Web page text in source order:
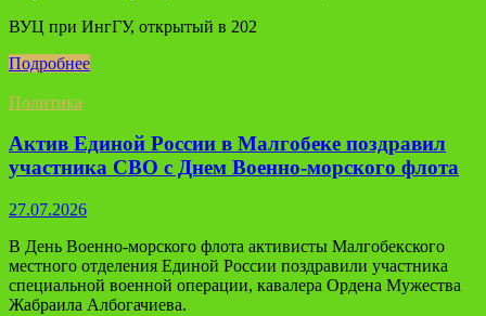
ВУЦ при ИнгГУ, открытый в 202
Подробнее
Политика
Актив Единой России в Малгобеке поздравил
участника СВО с Днем Военно-морского флота
27.07.2026
В День Военно-морского флота активисты Малгобекского
местного отделения Единой России поздравили участника
специальной военной операции, кавалера Ордена Мужества
Жабраила Албогачиева.